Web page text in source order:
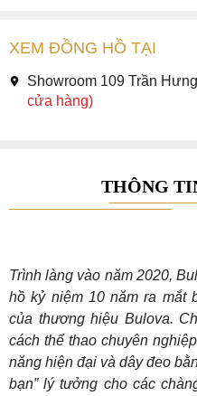
XEM ĐỒNG HỒ TẠI
Showroom 109 Trần
cửa hàng)
THÔNG
Trình làng vào năm 2020,
hồ kỷ niệm 10 năm ra mắt
của thương hiệu Bulova.
cách thể thao chuyên
năng hiện đại và dây đeo
bạn” lý tưởng cho các